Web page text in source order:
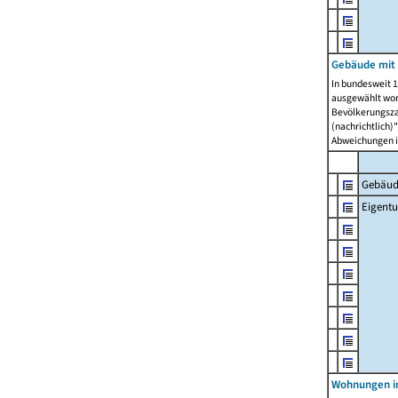
Gebäude
In bundesweit
ausgewählt
Abweichungen
Wohnungen